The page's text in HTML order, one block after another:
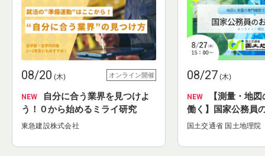
08/20 (木) オンライン開催
NEW
う！０から始めるミライ研究
東急建設株式会社
08/27 (木)
NEW
働く】国家公務員
（事務系）
国土交通省 国土地理院